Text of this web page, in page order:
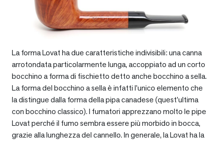
La forma Lovat ha due caratteristiche indivisibili: una canna
arrotondata particolarmente lunga, accoppiato ad un corto
bocchino a forma di fischietto detto anche bocchino a sella.
La forma del bocchino a sella è infatti l’unico elemento che
la distingue dalla forma della pipa canadese (quest’ultima
con bocchino classico). I fumatori apprezzano molto le pipe
Lovat perché il fumo sembra essere più morbido in bocca,
grazie alla lunghezza del cannello. In generale, la Lovat ha la